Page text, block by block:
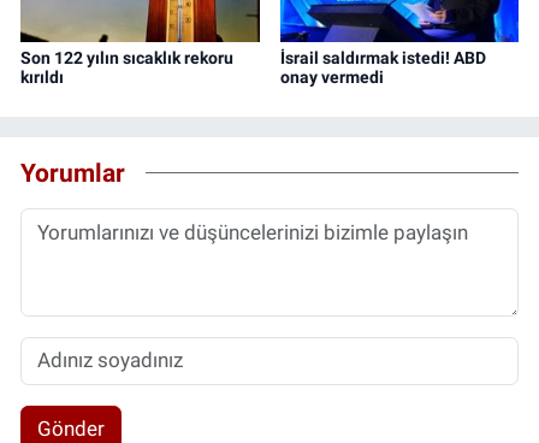
Son 122 yılın sıcaklık rekoru
kırıldı
İsrail saldırmak istedi! ABD
onay vermedi
Yorumlar
Gönder